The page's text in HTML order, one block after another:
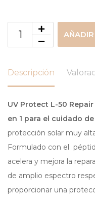
Descripción
UV Protect L-50 Repair
en 1 para el cuidado
protección solar muy
Formulado con el
acelera y mejora la
de amplio espectro
proporcionar una